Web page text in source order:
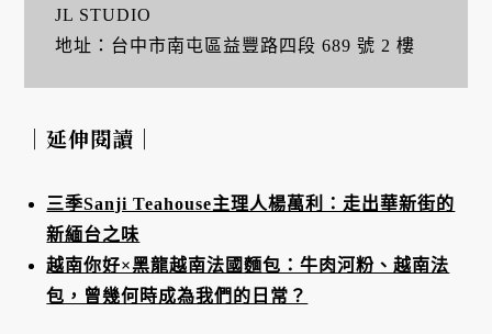
JL STUDIO
地址：台中市南屯區益豐路四段 689 號 2 樓
｜延伸閱讀｜
三季Sanji Teahouse主理人楊萬利：走出華新街的
新緬台之味
越南你好×黑龍越南法國麵包：牛肉河粉、越南法
包，曾幾何時成為我們的日常？